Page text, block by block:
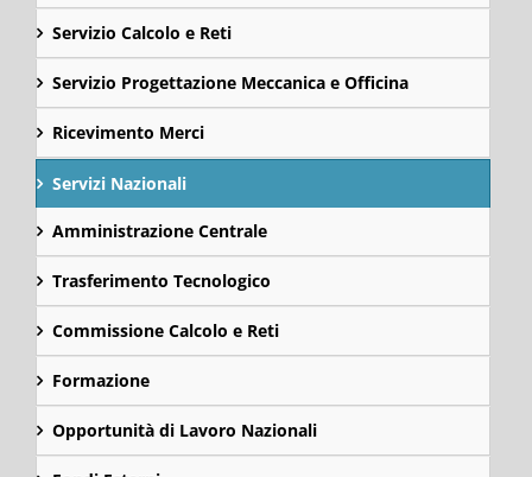
Servizio Calcolo e Reti
Servizio Progettazione Meccanica e Officina
Ricevimento Merci
Servizi Nazionali
Amministrazione Centrale
Trasferimento Tecnologico
Commissione Calcolo e Reti
Formazione
Opportunità di Lavoro Nazionali